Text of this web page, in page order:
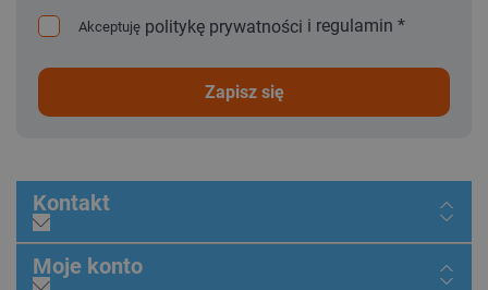
Akceptuję politykę prywatności i regulamin *
zapisz się
Kontakt
Moje konto